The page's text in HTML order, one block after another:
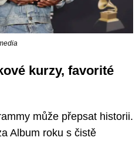
kurzy, favorité
může přepsat historii.
Album roku s čistě